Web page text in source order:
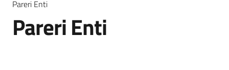
Novità
Pareri Enti
Pareri Enti